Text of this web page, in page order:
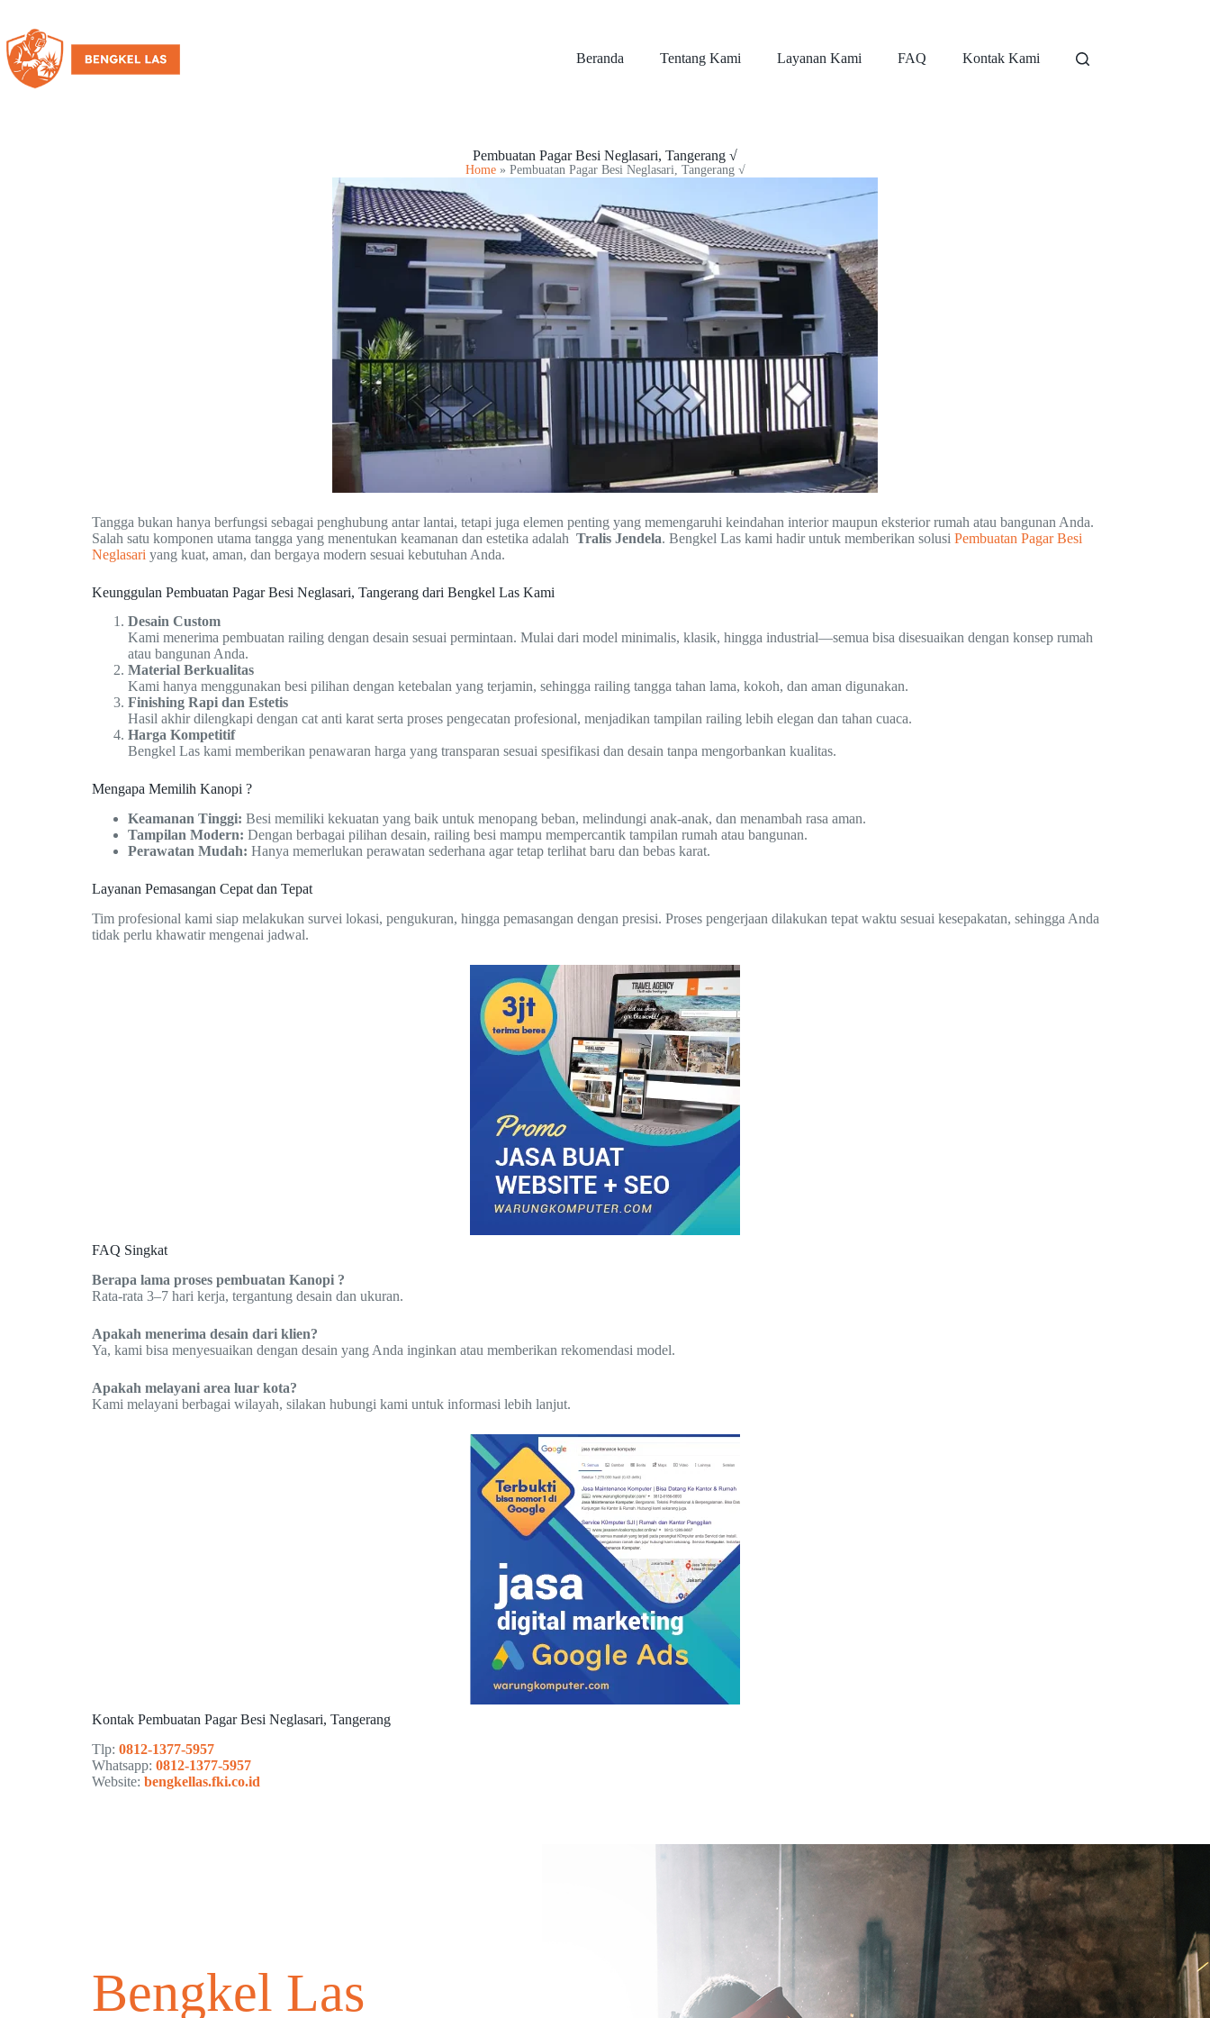
Beranda Tentang Kami Layanan Kami FAQ Kontak Kami
Pembuatan Pagar Besi Neglasari, Tangerang √
Home» Pembuatan Pagar Besi Neglasari, Tangerang √
Tangga bukan hanya berfungsi sebagai penghubung antar lantai, tetapi juga elemen penting yang memengaruhi keindahan interior maupun eksterior rumah atau bangunan Anda.
Salah satu komponen utama tangga yang menentukan keamanan dan estetika adalah Tralis Jendela. Bengkel Las kami hadir untuk memberikan solusi Pembuatan Pagar Besi
Neglasari yang kuat, aman, dan bergaya modern sesuai kebutuhan Anda.
Keunggulan Pembuatan Pagar Besi Neglasari, Tangerang dari Bengkel Las Kami
Desain Custom
Kami menerima pembuatan railing dengan desain sesuai permintaan. Mulai dari model minimalis, klasik, hingga industrial—semua bisa disesuaikan dengan konsep rumah
atau bangunan Anda.
Material Berkualitas
Kami hanya menggunakan besi pilihan dengan ketebalan yang terjamin, sehingga railing tangga tahan lama, kokoh, dan aman digunakan.
Finishing Rapi dan Estetis
Hasil akhir dilengkapi dengan cat anti karat serta proses pengecatan profesional, menjadikan tampilan railing lebih elegan dan tahan cuaca.
Harga Kompetitif
Bengkel Las kami memberikan penawaran harga yang transparan sesuai spesifikasi dan desain tanpa mengorbankan kualitas.
Mengapa Memilih Kanopi ?
Keamanan Tinggi: Besi memiliki kekuatan yang baik untuk menopang beban, melindungi anak-anak, dan menambah rasa aman.
Tampilan Modern: Dengan berbagai pilihan desain, railing besi mampu mempercantik tampilan rumah atau bangunan.
Perawatan Mudah: Hanya memerlukan perawatan sederhana agar tetap terlihat baru dan bebas karat.
Layanan Pemasangan Cepat dan Tepat
Tim profesional kami siap melakukan survei lokasi, pengukuran, hingga pemasangan dengan presisi. Proses pengerjaan dilakukan tepat waktu sesuai kesepakatan, sehingga Anda
tidak perlu khawatir mengenai jadwal.
FAQ Singkat
Berapa lama proses pembuatan Kanopi ?
Rata-rata 3–7 hari kerja, tergantung desain dan ukuran.
Apakah menerima desain dari klien?
Ya, kami bisa menyesuaikan dengan desain yang Anda inginkan atau memberikan rekomendasi model.
Apakah melayani area luar kota?
Kami melayani berbagai wilayah, silakan hubungi kami untuk informasi lebih lanjut.
Kontak Pembuatan Pagar Besi Neglasari, Tangerang
Tlp: 0812-1377-5957
Whatsapp: 0812-1377-5957
Website: bengkellas.fki.co.id
Bengkel Las